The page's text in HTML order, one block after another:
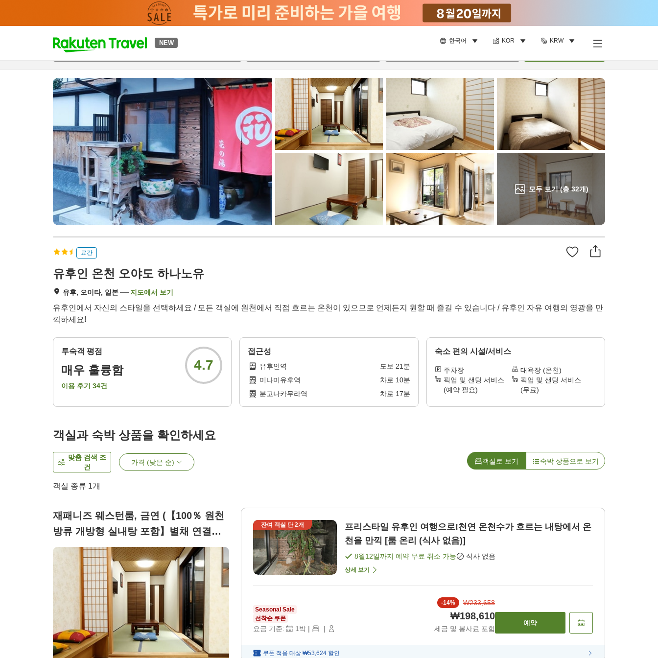
NEW 한국어 KOR KRW
t
p
a
g
e
e
a
r
c
h
모두 보기 (총32개)
개요객실 & 숙박 상품이용 후기 하이라이트
료칸
유후인 온천 오야도 하나노유
유후, 오이타, 일본 지도에서 보기
유후인에서 자신의 스타일을 선택하세요 / 모든 객실에 원천에서 직접 흐르는 온천이 있으므로 언제든지 원할 때 즐길 수 있습니다 / 유후인 자유 여행의 영광을 만
끽하세요!
투숙객 평점
매우 훌륭함
이용 후기 34건
4.7
접근성
유후인역 도보 21분
미나미유후역
차로 10분
분고나카무라역
차로 17분
숙소 편의 시설/서비스
주차장
대욕장 (온천)
픽업 및 샌딩 서비스
(예약 필요)
픽업 및 샌딩 서비스
(무료)
객실과 숙박 상품을 확인하세요
맞춤 검색 조
건
가격 (낮은 순) 객실로 보기 숙박 상품으로 보기
객실 종류 1개
재패니즈 웨스턴룸, 금연 (【100％ 원천
방류 개방형 실내탕 포함】별채 연결형
(3명))
잔여 객실 단2개
프리스타일 유후인 여행으로!천연 온천수가 흐르는 내탕에서 온
천을 만끽 [룸 온리 (식사 없음)]
8월12일까지 예약 무료 취소 가능 식사 없음
상세 보기
Seasonal Sale
선착순 쿠폰
요금 기준: 1박 | |
-14% ₩233,658
₩198,610
세금 및 봉사료 포함
예약
쿠폰 적용 대상 ₩53,624 할인